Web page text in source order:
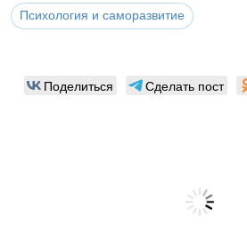
Психология и саморазвитие
Поделиться Сделать пост